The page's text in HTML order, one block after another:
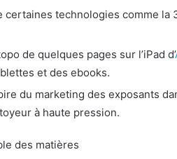
certaines technologies comme la
de quelques pages sur l’iPad d’
et des ebooks.
du marketing des exposants
à haute pression.
des matières